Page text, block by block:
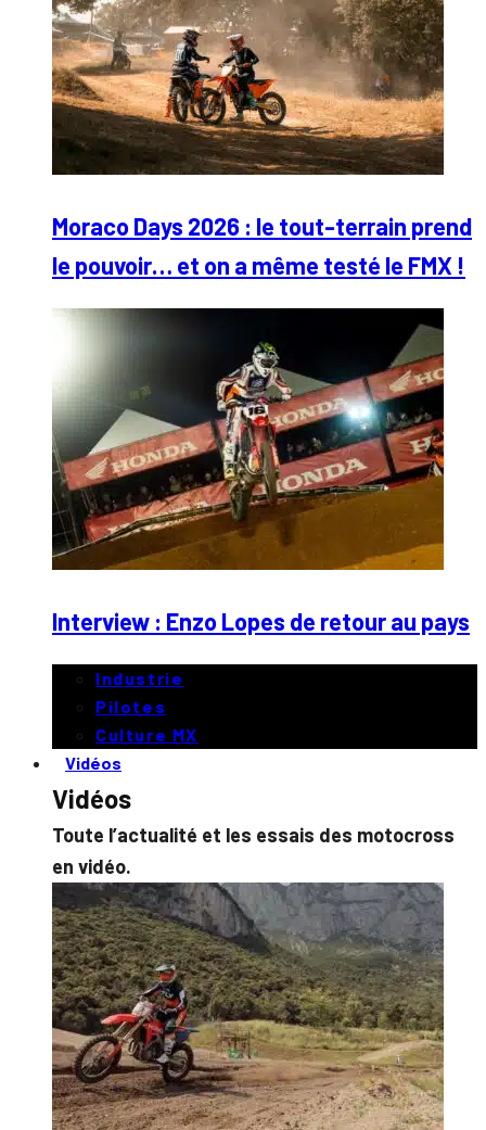
Moraco Days 2026 : le tout-terrain prend
le pouvoir… et on a même testé le FMX !
Interview : Enzo Lopes de retour au pays
Industrie
Pilotes
Culture MX
Vidéos
Vidéos
Toute l’actualité et les essais des motocross
en vidéo.